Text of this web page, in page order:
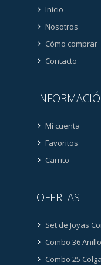
Inicio
Nosotros
Cómo comprar
Contacto
Mi cuenta
Favoritos
Carrito
OFERTAS
Set de Joyas
Combo 36
Combo 25